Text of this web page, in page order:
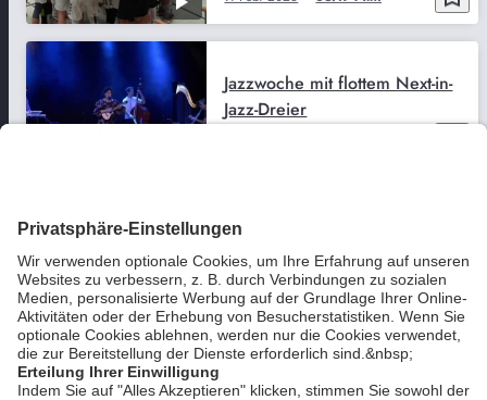
Jazzwoche mit flottem Next-in-
Jazz-Dreier
bookmark_border
6. Aug. 2026 02:36 Min.
Verkehrsfreigabe der B299
bei Garching